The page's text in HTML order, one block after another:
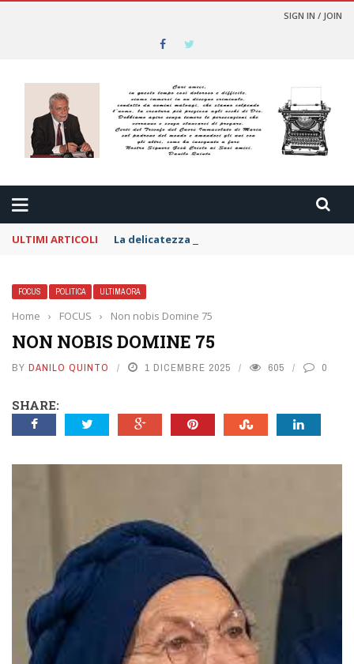
SIGN IN / JOIN
ULTIMI ARTICOLI La delicatezza per i nemici
FOCUS POLITICA ULTIMA ORA
Home › FOCUS › Non nobis Domine 75
NON NOBIS DOMINE 75
BY DANILO QUINTO 1 DICEMBRE 2025 605 0
SHARE: